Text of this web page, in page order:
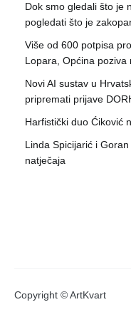
Dok smo gledali što je
pogledati što je
Više od 600 potpisa
Lopara, Općina poziva
Novi AI sustav u
pripremati prijave
Harfistički duo Ćiković
Linda Spicijarić i
natječaja
Copyright © ArtKvart